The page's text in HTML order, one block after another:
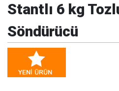
Stantlı 6 kg
Söndürücü